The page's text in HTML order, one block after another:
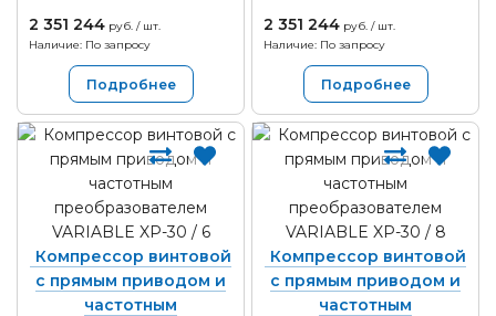
2 351 244 руб. / шт.
Наличие: По запросу
Подробнее
2 351 244 руб. / шт.
Наличие: По запросу
Подробнее
Компрессор винтовой
с прямым приводом и
частотным
Компрессор винтовой
с прямым приводом и
частотным